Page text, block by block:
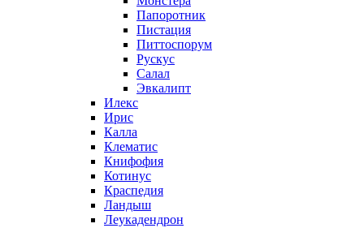
Папоротник
Пистация
Питтоспорум
Рускус
Салал
Эвкалипт
Илекс
Ирис
Калла
Клематис
Книфофия
Котинус
Краспедия
Ландыш
Леукадендрон